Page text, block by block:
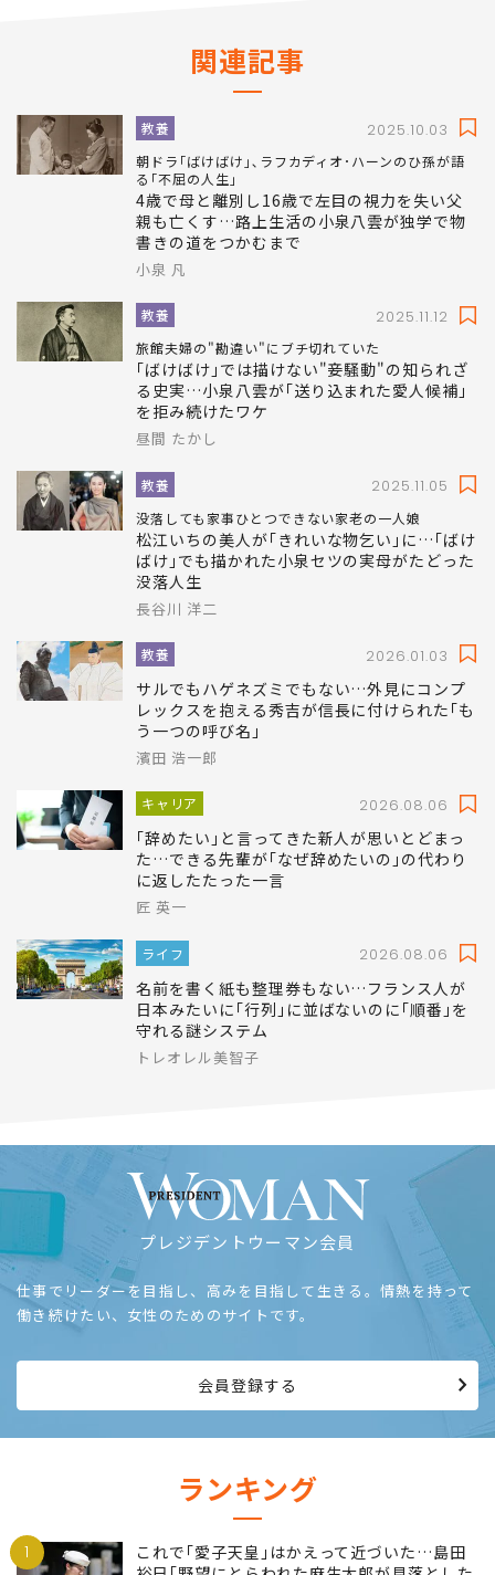
関連記事
教養 2025.10.03
朝ドラ｢ばけばけ｣､ラフカディオ･ハーンのひ孫が語
る｢不屈の人生｣
4歳で母と離別し16歳で左目の視力を失い父
親も亡くす…路上生活の小泉八雲が独学で物
書きの道をつかむまで
小泉 凡
教養 2025.11.12
旅館夫婦の"勘違い"にブチ切れていた
｢ばけばけ｣では描けない"妾騒動"の知られざ
る史実…小泉八雲が｢送り込まれた愛人候補｣
を拒み続けたワケ
昼間 たかし
教養 2025.11.05
没落しても家事ひとつできない家老の一人娘
松江いちの美人が｢きれいな物乞い｣に…｢ばけ
ばけ｣でも描かれた小泉セツの実母がたどった
没落人生
長谷川 洋二
教養 2026.01.03
サルでもハゲネズミでもない…外見にコンプ
レックスを抱える秀吉が信長に付けられた｢も
う一つの呼び名｣
濱田 浩一郎
キャリア 2026.08.06
｢辞めたい｣と言ってきた新人が思いとどまっ
た…できる先輩が｢なぜ辞めたいの｣の代わり
に返したたった一言
匠 英一
ライフ 2026.08.06
名前を書く紙も整理券もない…フランス人が
日本みたいに｢行列｣に並ばないのに｢順番｣を
守れる謎システム
トレオレル美智子
プレジデントウーマン会員
仕事でリーダーを目指し、高みを目指して生きる。情熱を持って
働き続けたい、女性のためのサイトです。
会員登録する
ランキング
1
これで｢愛子天皇｣はかえって近づいた…島田